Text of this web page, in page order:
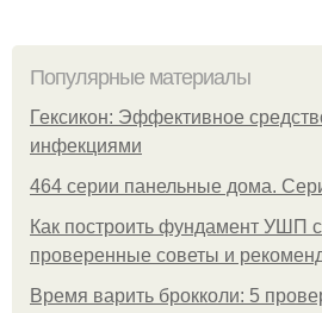
Популярные материалы
Гексикон: Эффективное
инфекциями
464 серии панельные дома.
Как построить фундамент УШП
проверенные советы и
Время варить брокколи: 5